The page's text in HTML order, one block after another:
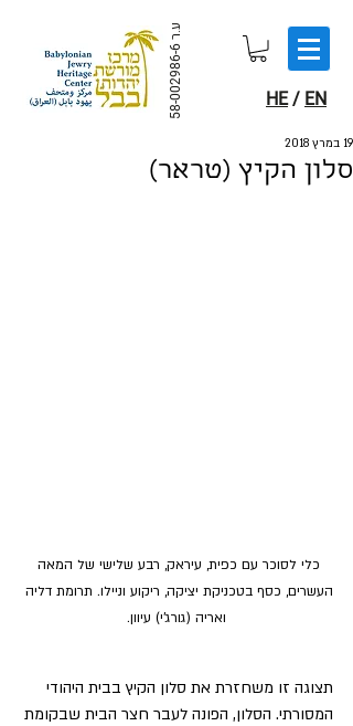
ע.ר
58-002986-6 HE/ EN
סלון הקיץ (טראר)
19 במרץ 2018
כלי לסוכר עם כפית, עיראק, רבע שלישי של המאה
העשרים, כסף בטכניקת יציקה, ריקוע וניילו. תרומת דליה
ואריה (גורג'י) עיוון.
תצוגה זו משחזרת את סלון הקיץ בבית היהודי
המסורתי. הסלון, הפונה לעבר חצר הבית שבקומת